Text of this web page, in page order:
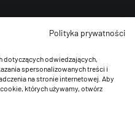
Polityka prywatności
dotyczących odwiedzających,
spersonalizowanych treści i
na stronie internetowej. Aby
których używamy, otwórz